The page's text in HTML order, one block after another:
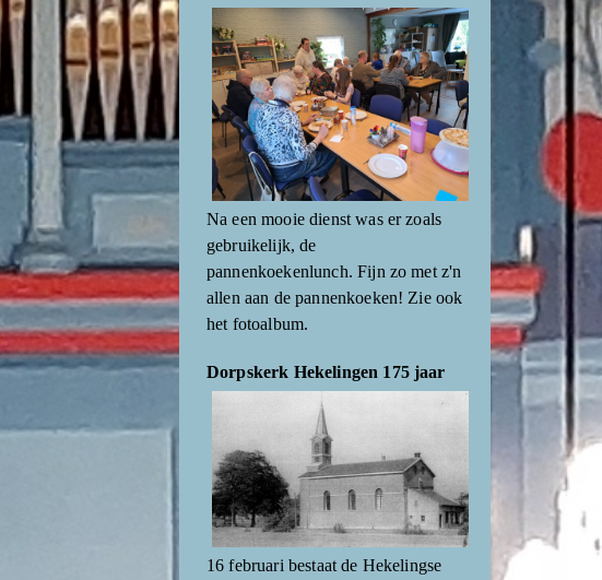
Na een mooie dienst was er zoals
gebruikelijk, de
pannenkoekenlunch. Fijn zo met z'n
allen aan de pannenkoeken! Zie ook
het fotoalbum.
Dorpskerk Hekelingen 175 jaar
16 februari bestaat de Hekelingse